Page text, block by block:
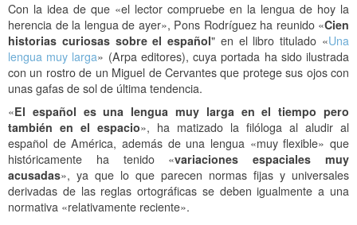
Con la idea de que «el lector compruebe en la lengua de hoy la
herencia de la lengua de ayer», Pons Rodríguez ha reunido «Cien
historias curiosas sobre el español" en el libro titulado «Una
lengua muy larga» (Arpa editores), cuya portada ha sido ilustrada
con un rostro de un Miguel de Cervantes que protege sus ojos con
unas gafas de sol de última tendencia.
«El español es una lengua muy larga en el tiempo pero
también en el espacio», ha matizado la filóloga al aludir al
español de América, además de una lengua «muy flexible» que
históricamente ha tenido «variaciones espaciales muy
acusadas», ya que lo que parecen normas fijas y universales
derivadas de las reglas ortográficas se deben igualmente a una
normativa «relativamente reciente».